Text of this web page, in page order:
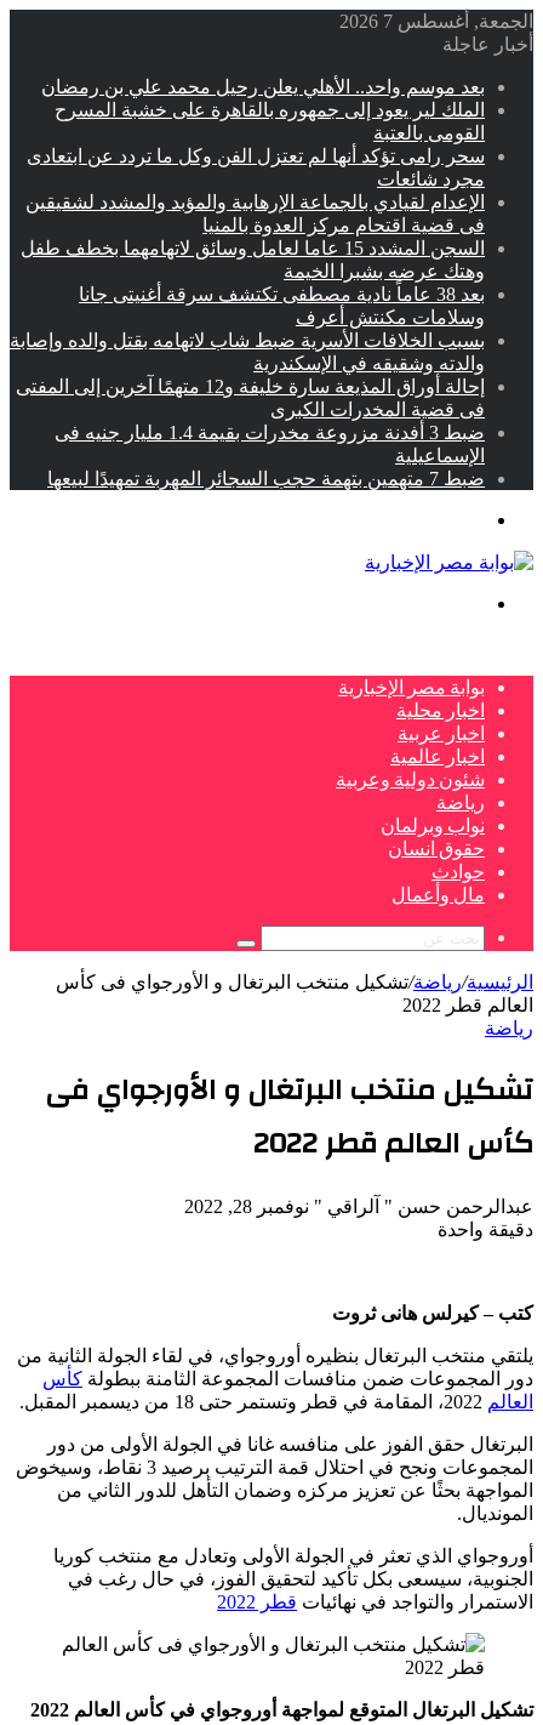
الجمعة, أغسطس 7 2026
أخبار عاجلة
بعد موسم واحد.. الأهلي يعلن رحيل محمد علي بن رمضان
الملك لير يعود إلى جمهوره بالقاهرة على خشبة المسرح
القومى بالعتبة
سحر رامى تؤكد أنها لم تعتزل الفن وكل ما تردد عن ابتعادى
مجرد شائعات
الإعدام لقيادي بالجماعة الإرهابية والمؤبد والمشدد لشقيقين
فى قضية اقتحام مركز العدوة بالمنيا
السجن المشدد 15 عاما لعامل وسائق لاتهامهما بخطف طفل
وهتك عرضه بشبرا الخيمة
بعد 38 عاماً نادية مصطفى تكتشف سرقة أغنيتى جانا
وسلامات مكنتش أعرف
بسبب الخلافات الأسرية ضبط شاب لاتهامه بقتل والده وإصابة
والدته وشقيقه في الإسكندرية
إحالة أوراق المذيعة سارة خليفة و12 متهمًا آخرين إلى المفتى
فى قضية المخدرات الكبرى
ضبط 3 أفدنة مزروعة مخدرات بقيمة 1.4 مليار جنيه فى
الإسماعيلية
ضبط 7 متهمين بتهمة حجب السجائر المهربة تمهيدًا لبيعها
بوابة مصر الإخبارية
اخبار محلية
اخبار عربية
اخبار عالمية
شئون دولية وعربية
رياضة
نواب وبرلمان
حقوق انسان
حوادث
مال وأعمال
بحث
عن
الرئيسية/رياضة/تشكيل منتخب البرتغال و الأورجواي فى كأس
العالم قطر 2022
رياضة
تشكيل منتخب البرتغال و الأورجواي فى
كأس العالم قطر 2022
عبدالرحمن حسن " آلراقي " تابع
أرسل
نوفمبر 28, 2022
دقيقة واحدة
كتب – كيرلس هانى ثروت
يلتقي منتخب البرتغال بنظيره أوروجواي، في لقاء الجولة الثانية من
دور المجموعات ضمن منافسات المجموعة الثامنة ببطولة كأس
العالم
البرتغال حقق الفوز على منافسه غانا في الجولة الأولى من دور
المجموعات ونجح في احتلال قمة الترتيب برصيد 3 نقاط، وسيخوض
المواجهة بحثًا عن تعزيز مركزه وضمان التأهل للدور الثاني من
المونديال.
أوروجواي الذي تعثر في الجولة الأولى وتعادل مع منتخب كوريا
الجنوبية، سيسعى بكل تأكيد لتحقيق الفوز، في حال رغب في
الاستمرار والتواجد في نهائيات قطر 2022
تشكيل البرتغال المتوقع لمواجهة أوروجواي في كأس العالم 2022